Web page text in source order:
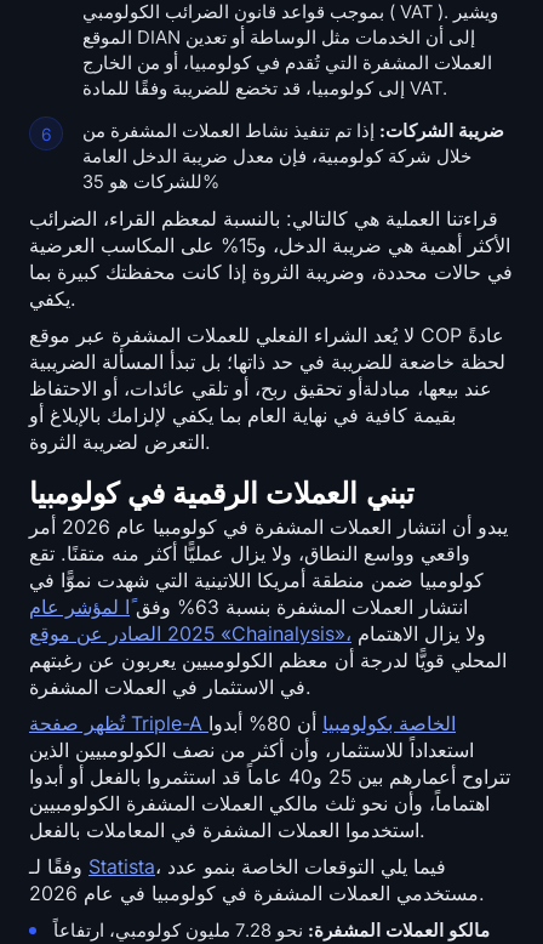
بموجب قواعد قانون الضرائب الكولومبي ( VAT ). ويشير
الموقع DIAN إلى أن الخدمات مثل الوساطة أو تعدين
العملات المشفرة التي تُقدم في كولومبيا، أو من الخارج
إلى كولومبيا، قد تخضع للضريبة وفقًا للمادة VAT.
ضريبة الشركات: إذا تم تنفيذ نشاط العملات المشفرة من
خلال شركة كولومبية، فإن معدل ضريبة الدخل العامة
للشركات هو 35%
قراءتنا العملية هي كالتالي: بالنسبة لمعظم القراء، الضرائب
الأكثر أهمية هي ضريبة الدخل، و15% على المكاسب العرضية
في حالات محددة، وضريبة الثروة إذا كانت محفظتك كبيرة بما
يكفي.
لا يُعد الشراء الفعلي للعملات المشفرة عبر موقع COP عادةً
لحظة خاضعة للضريبة في حد ذاتها؛ بل تبدأ المسألة الضريبية
عند بيعها، مبادلةأو تحقيق ربح، أو تلقي عائدات، أو الاحتفاظ
بقيمة كافية في نهاية العام بما يكفي لإلزامك بالإبلاغ أو
التعرض لضريبة الثروة.
تبني العملات الرقمية في كولومبيا
يبدو أن انتشار العملات المشفرة في كولومبيا عام 2026 أمر
واقعي وواسع النطاق، ولا يزال عمليًّا أكثر منه متقنًا. تقع
كولومبيا ضمن منطقة أمريكا اللاتينية التي شهدت نموًّا في
انتشار العملات المشفرة بنسبة 63% وفق
ًا لمؤشر عام
2025 الصادر عن موقع «Chainalysis»،
المحلي قويًّا لدرجة أن معظم الكولومبيين يعربون عن رغبتهم
في الاستثمار في العملات المشفرة.
تُظهر صفحة Triple-A الخاصة بكولومبيا
أن 80% أبدوا
استعداداً للاستثمار، وأن أكثر من نصف الكولومبيين الذين
تتراوح أعمارهم بين 25 و40 عاماً قد استثمروا بالفعل أو أبدوا
اهتماماً، وأن نحو ثلث مالكي العملات المشفرة الكولومبيين
استخدموا العملات المشفرة في المعاملات بالفعل.
Statista، فيما يلي التوقعات الخاصة بنمو عدد
مستخدمي العملات المشفرة في كولومبيا في عام 2026.
مالكو العملات المشفرة:
نحو 7.28 مليون كولومبي، ارتفاعاً